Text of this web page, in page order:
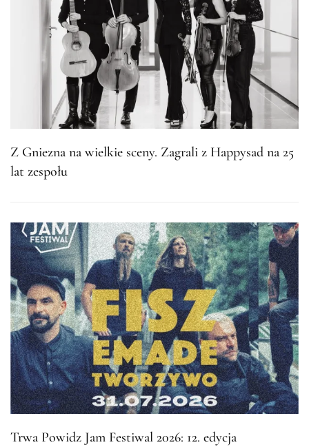
Z Gniezna na wielkie sceny. Zagrali z Happysad na 25
lat zespołu
Trwa Powidz Jam Festiwal 2026: 12. edycja